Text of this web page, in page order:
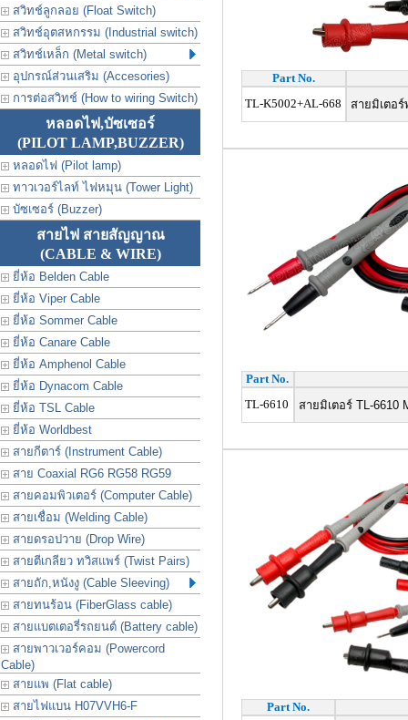
สวิทช์ลูกลอย (Float Switch)
สวิทช์อุตสหกรรม (Industrial switch)
สวิทช์เหล็ก (Metal switch)
อุปกรณ์ส่วนเสริม (Accesories)
การต่อสวิทช์ (How to wiring Switch)
หลอดไฟ,บัซเซอร์
(PILOT LAMP,BUZZER)
หลอดไฟ (Pilot lamp)
ทาวเวอร์ไลท์ ไฟหมุน (Tower Light)
บัซเซอร์ (Buzzer)
สายไฟ สายสัญญาณ
(CABLE & WIRE)
ยี่ห้อ Belden Cable
ยี่ห้อ Viper Cable
ยี่ห้อ Sommer Cable
ยี่ห้อ Canare Cable
ยี่ห้อ Amphenol Cable
ยี่ห้อ Dynacom Cable
ยี่ห้อ TSL Cable
ยี่ห้อ Worldbest
สายกีตาร์ (Instrument Cable)
สาย Coaxial RG6 RG58 RG59
สายคอมพิวเตอร์ (Computer Cable)
สายเชื่อม (Welding Cable)
สายดรอปวาย (Drop Wire)
สายตีเกลียว ทวิสแพร์ (Twist Pairs)
สายถัก,หนังงู (Cable Sleeving)
สายทนร้อน (FiberGlass cable)
สายแบตเตอรี่รถยนต์ (Battery cable)
สายพาวเวอร์คอม (Powercord
Cable)
สายแพ (Flat cable)
สายไฟแบน H07VVH6-F
Part No.
TL-K5002+AL-668
สายมิเตอ
Part No.
TL-6610
สายมิเตอร์ TL-6610
Part No.